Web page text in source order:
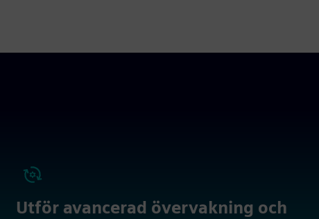
Utför avancerad övervakning och